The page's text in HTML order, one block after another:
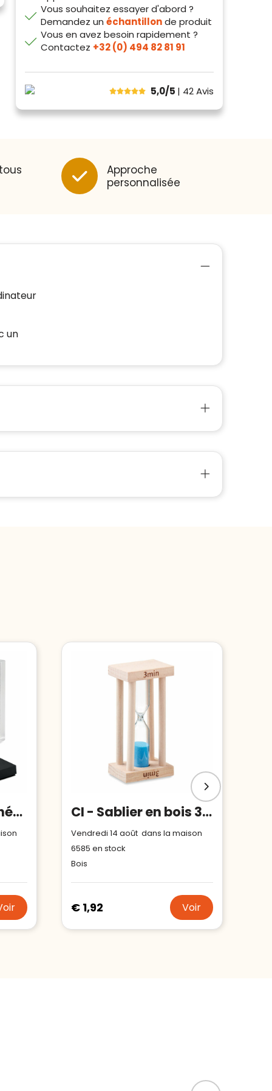
Vous souhaitez essayer d'abord ?
Demandez un échantillonde produit
Vous en avez besoin rapidement ?
Contactez +32 (0) 494 82 81 91
5,0/5 | 42Avis
Approche
personnalisée
un
BLO - Cadre Trophée en cristal CI - Sablier en bois 3 minutes
Vendredi 14 août dans la maison
6585 en stock
Bois
€ 1,92 Voir